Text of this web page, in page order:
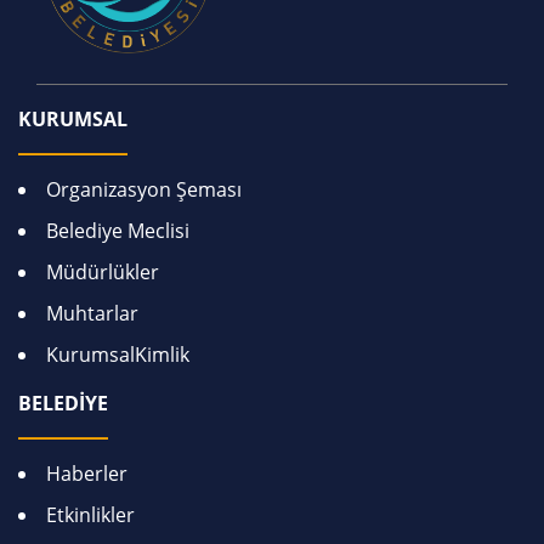
KURUMSAL
Organizasyon Şeması
Belediye Meclisi
Müdürlükler
Muhtarlar
KurumsalKimlik
BELEDİYE
Haberler
Etkinlikler